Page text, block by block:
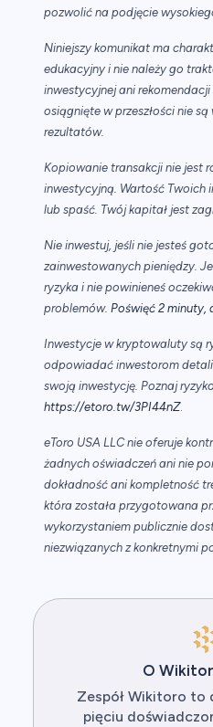
pozwolić na podjęcie
Niniejszy komunikat ma
edukacyjny i nie należy go
inwestycyjnej ani
osiągnięte w przeszłości nie
rezultatów.
Kopiowanie transakcji nie jest
inwestycyjną. Wartość Twoich
lub spaść. Twój kapitał jest
Nie inwestuj, jeśli nie jesteś
zainwestowanych pieniędzy.
ryzyka i nie powinieneś
problemów. Poświęć 2 minuty,
Inwestycje w kryptowaluty są
odpowiadać inwestorom
swoją inwestycję. Poznaj
https://etoro.tw/3PI44nZ.
eToro USA LLC nie oferuje
żadnych oświadczeń ani nie
dokładność ani kompletność
która została przygotowana
wykorzystaniem publicznie
niezwiązanych z konkretnymi
O
Zespół Wikitoro to
pięciu